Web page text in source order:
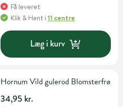
Få leveret
Klik & Hent i11 centre
Læg i kurv
Hornum Vild gulerod Blomsterfrø
34,95 kr.